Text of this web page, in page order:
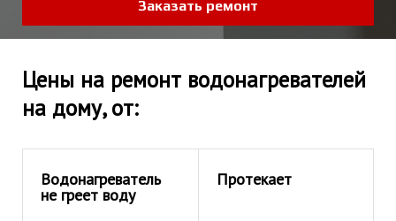
Заказать ремонт
Цены на ремонт водонагревателей
на дому, от:
Водонагреватель
не греет воду
Протекает